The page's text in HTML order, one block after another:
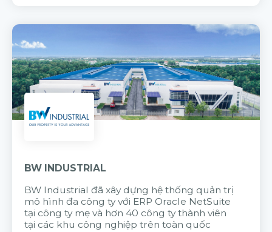
BW INDUSTRIAL
BW Industrial đã xây dựng hệ thống quản trị
mô hình đa công ty với ERP Oracle NetSuite
tại công ty mẹ và hơn 40 công ty thành viên
tại các khu công nghiệp trên toàn quốc